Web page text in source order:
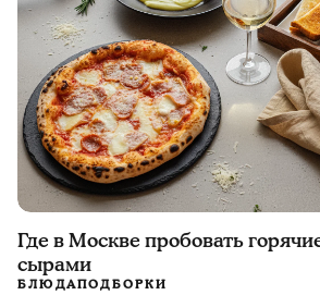
Где в Москве пробовать
сырами
БЛЮДАПОДБОРКИ